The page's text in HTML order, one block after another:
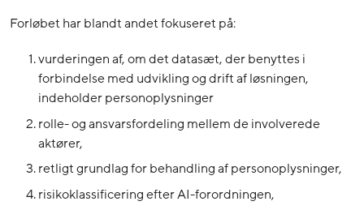
Forløbet har blandt andet fokuseret på:
vurderingen af, om det datasæt, der benyttes i
forbindelse med udvikling og drift af løsningen,
indeholder personoplysninger
rolle- og ansvarsfordeling mellem de involverede
aktører,
retligt grundlag for behandling af personoplysninger,
risikoklassificering efter AI-forordningen,